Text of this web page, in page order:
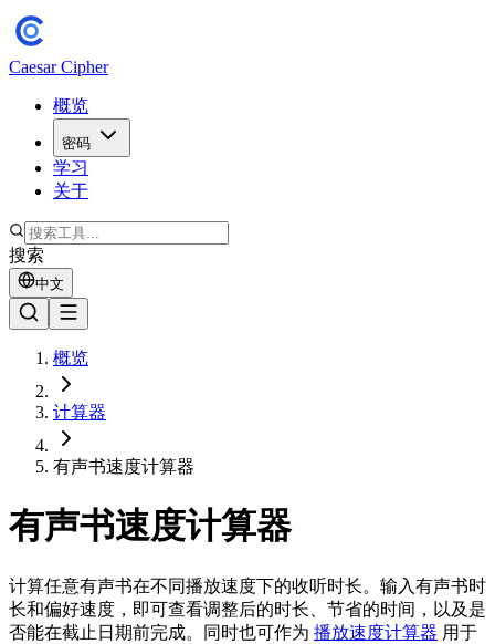
Caesar Cipher
概览
密码
学习
关于
搜索
中文
概览
计算器
有声书速度计算器
有声书速度计算器
计算任意有声书在不同播放速度下的收听时长。输入有声书时
长和偏好速度，即可查看调整后的时长、节省的时间，以及是
否能在截止日期前完成。同时也可作为 播放速度计算器 用于